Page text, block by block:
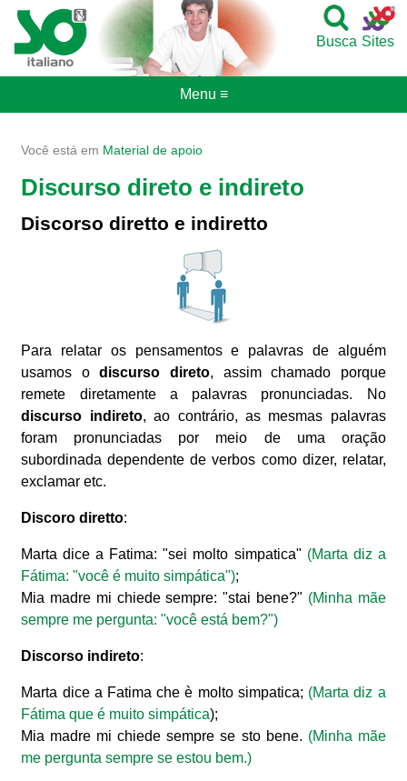
Sites
Busca
Você está em Material de apoio
Discurso direto e indireto
Discorso diretto e indiretto
Para relatar os pensamentos e palavras de alguém
usamos odiscurso direto, assim chamado porque
remete diretamente a palavras pronunciadas. No
discurso indireto, ao contrário, as mesmas palavras
foram pronunciadas por meio de uma oração
subordinada dependente de verbos como dizer, relatar,
exclamar etc.
Discoro diretto:
Marta dice a Fatima: "sei molto simpatica" (Marta diz a
Fátima: "você é muito simpática");
Mia madre mi chiede sempre: "stai bene?" (Minha mãe
sempre me pergunta: "você está bem?")
Discorso indireto:
Marta dice a Fatima che è molto simpatica; (Marta diz a
Fátima que é muito simpática);
Mia madre mi chiede sempre se sto bene. (Minha mãe
me pergunta sempre se estou bem.)